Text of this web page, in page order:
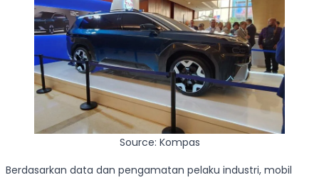
Source: Kompas
Berdasarkan data dan pengamatan pelaku industri, mobil